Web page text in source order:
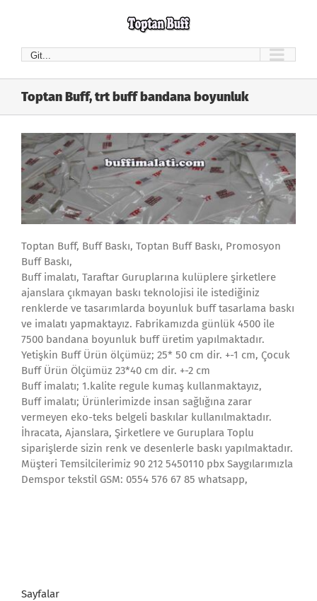
Git...
Toptan Buff, trt buff bandana boyunluk
Toptan Buff, Buff Baskı, Toptan Buff Baskı, Promosyon
Buff Baskı,
Buff imalatı, Taraftar Guruplarına kulüplere şirketlere
ajanslara çıkmayan baskı teknolojisi ile istediğiniz
renklerde ve tasarımlarda boyunluk buff tasarlama baskı
ve imalatı yapmaktayız. Fabrikamızda günlük 4500 ile
7500 bandana boyunluk buff üretim yapılmaktadır.
Yetişkin Buff Ürün ölçümüz; 25* 50 cm dir. +-1 cm, Çocuk
Buff Ürün Ölçümüz 23*40 cm dir. +-2 cm
Buff imalatı; 1.kalite regule kumaş kullanmaktayız,
Buff imalatı; Ürünlerimizde insan sağlığına zarar
vermeyen eko-teks belgeli baskılar kullanılmaktadır.
İhracata, Ajanslara, Şirketlere ve Guruplara Toplu
siparişlerde sizin renk ve desenlerle baskı yapılmaktadır.
Müşteri Temsilcilerimiz 90 212 5450110 pbx Saygılarımızla
Demspor tekstil GSM: 0554 576 67 85 whatsapp,
Sayfalar